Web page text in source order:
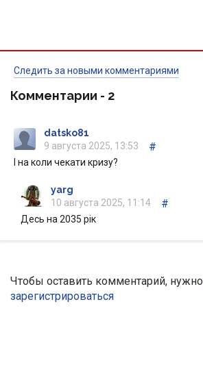
Следить за новыми комментариями
Комментарии - 2
datsko81
9 августа 2025, 13:53
#
І на коли чекати кризу?
yarg
10 августа 2025, 11:14
#
Десь на 2035 рік
Чтобы оставить комментарий, нужно
зарегистрироваться